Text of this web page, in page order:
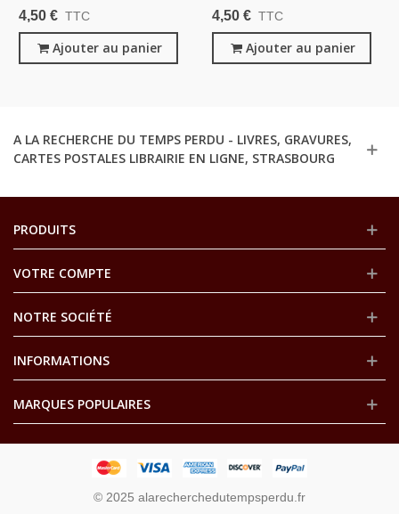
Destin De Femme, Ancien
Biographie
4,50 € TTC
Ajouter au panier
Marek Halter, 1984 -
4,50 € TTC
Ajouter au panier
A LA RECHERCHE DU TEMPS PERDU - LIVRES, GRAVURES,
CARTES POSTALES LIBRAIRIE EN LIGNE, STRASBOURG
PRODUITS
VOTRE COMPTE
NOTRE SOCIÉTÉ
INFORMATIONS
MARQUES POPULAIRES
© 2025 alarecherchedutempsperdu.fr